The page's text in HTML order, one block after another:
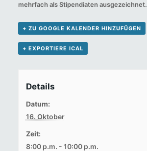
mehrfach als Stipendiaten ausgezeichnet.
+ ZU GOOGLE KALENDER HINZUFÜGEN
+ EXPORTIERE ICAL
Details
Datum:
16. Oktober
Zeit:
8:00 p.m. - 10:00 p.m.